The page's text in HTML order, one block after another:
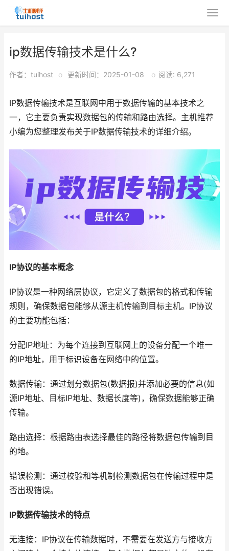
ip数据传输技术是什么?
作者：tuihost o 更新时间：2025-01-08 o 阅读: 6,271
IP数据传输技术是互联网中用于数据传输的基本技术之
一，它主要负责实现数据包的传输和路由选择。主机推荐
小编为您整理发布关于IP数据传输技术的详细介绍。
IP协议的基本概念
IP协议是一种网络层协议，它定义了数据包的格式和传输
规则，确保数据包能够从源主机传输到目标主机。IP协议
的主要功能包括：
分配IP地址：为每个连接到互联网上的设备分配一个唯一
的IP地址，用于标识设备在网络中的位置。
数据传输：通过划分数据包(数据报)并添加必要的信息(如
源IP地址、目标IP地址、数据长度等)，确保数据能够正确
传输。
路由选择：根据路由表选择最佳的路径将数据包传输到目
的地。
错误检测：通过校验和等机制检测数据包在传输过程中是
否出现错误。
IP数据传输技术的特点
无连接：IP协议在传输数据时，不需要在发送方与接收方